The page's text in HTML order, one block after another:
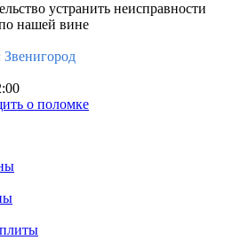
устранить неисправности
нашей вине
Звенигород
о поломке